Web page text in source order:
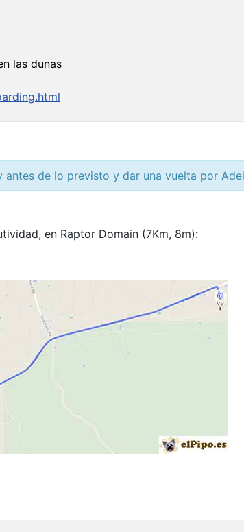
las dunas
de lo previsto y dar una vuelta por
en Raptor Domain (7Km, 8m):